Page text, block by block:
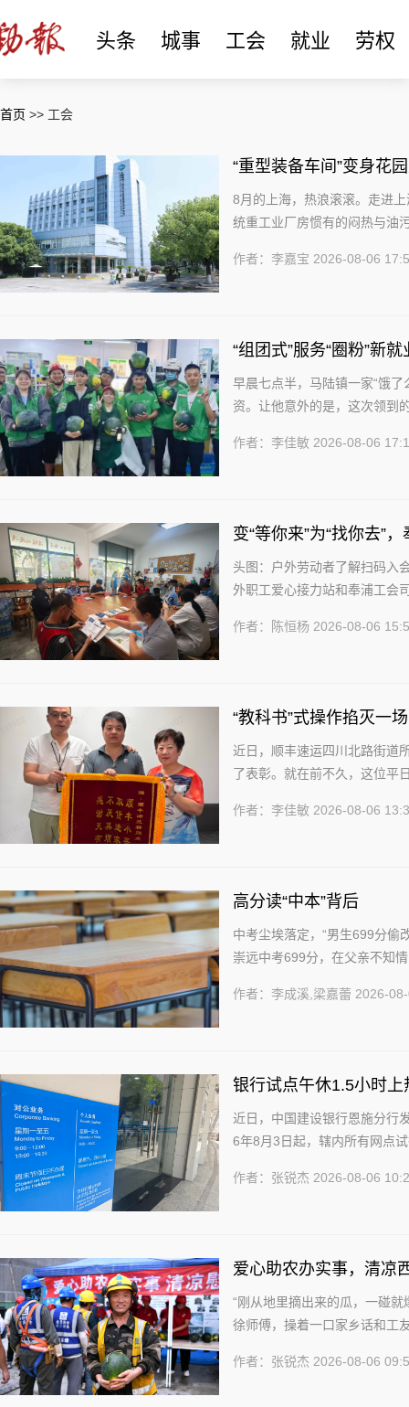
头条 城事 工会 就业 劳权
首页 >> 工会
“重型装备车间”变身花
位上
8月的上海，热浪滚滚。走进
统重工业厂房惯有的闷热与油
作者：李嘉宝 2026-08-06
“组团式”服务“圈粉”新
早晨七点半，马陆镇一家“饿
资。让他意外的是，这次领到
作者：李佳敏 2026-08-06
变“等你来”为“找你去”
头图：户外劳动者了解扫码入
外职工爱心接力站和奉浦工会
盖交通安.....
作者：陈恒杨 2026-08-06
“教科书”式操作掐灭一
近日，顺丰速运四川北路街道
了表彰。就在前不久，这位平
作者：李佳敏 2026-08-06
高分读“中本”背后
中考尘埃落定，“男生699分偷
崇远中考699分，在父亲不知
作者：李成溪,梁嘉蕾 2026-
银行试点午休1.5小时
近日，中国建设银行恩施分行
6年8月3日起，辖内所有网点
作者：张锐杰 2026-08-06
爱心助农办实事，清凉
农行动慰问一...
“刚从地里摘出来的瓜，一碰
徐师傅，操着一口家乡话和工
作者：张锐杰 2026-08-06